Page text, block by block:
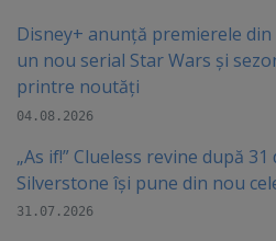
Disney+ anunță premierele din
un nou serial Star Wars și
printre noutăți
04.08.2026
„As if!” Clueless revine după
Silverstone își pune din nou
31.07.2026